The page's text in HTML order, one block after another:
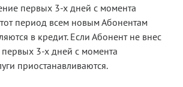
первых 3-х дней с момента
период всем новым Абонентам
в кредит. Если Абонент не внес
первых 3-х дней с момента
приостанавливаются.